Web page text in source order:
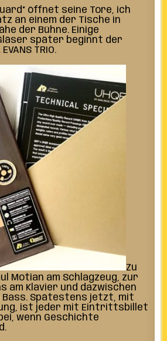
öffnet seine Tore, ich
an einem der Tische in
der Bühne. Einige
später beginnt der
TRIO.
Zu
Motian am Schlagzeug, zur
am Klavier und dazwischen
Bass. Spätestens jetzt, mit
ist jeder mit Eintrittsbillet
wenn Geschichte